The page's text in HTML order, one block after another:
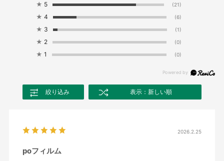
★ 5 (21)
★ 4 (6)
★ 3 (1)
★ 2 (0)
★ 1 (0)
絞り込み 表示：新しい順
2026.2.25
poフィルム